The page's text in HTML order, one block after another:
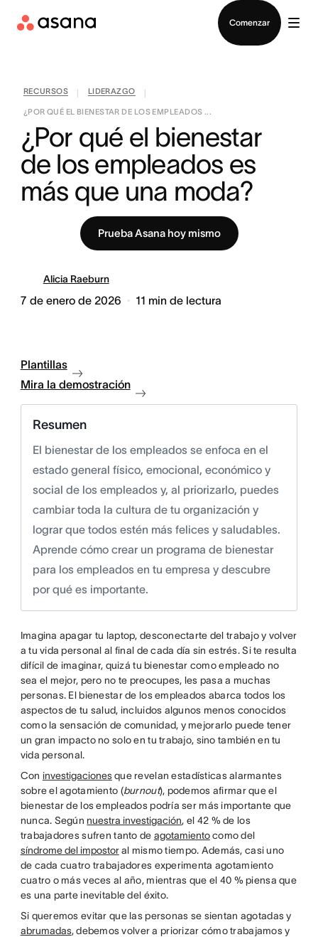
Comenzar
RECURSOS LIDERAZGO
¿POR QUÉ EL BIENESTAR DE LOS EMPLEADOS ...
¿Por qué el bienestar
de los empleados es
más que una moda?
Prueba Asana hoy mismo
Alicia Raeburn
7 de enero de 2026 11 min de lectura
Plantillas
Mira la demostración
Resumen
El bienestar de los empleados se enfoca en el
estado general físico, emocional, económico y
social de los empleados y, al priorizarlo, puedes
cambiar toda la cultura de tu organización y
lograr que todos estén más felices y saludables.
Aprende cómo crear un programa de bienestar
para los empleados en tu empresa y descubre
por qué es importante.
Imagina apagar tu laptop, desconectarte del trabajo y volver
a tu vida personal al final de cada día sin estrés. Si te resulta
difícil de imaginar, quizá tu bienestar como empleado no
sea el mejor, pero no te preocupes, les pasa a muchas
personas. El bienestar de los empleados abarca todos los
aspectos de tu salud, incluidos algunos menos conocidos ​​
como la sensación de comunidad, y mejorarlo puede tener
un gran impacto no solo en tu trabajo, sino también en tu
vida personal.
Con investigacionesque revelan estadísticas alarmantes
sobre el agotamiento (burnout), podemos afirmar que el
bienestar de los empleados podría ser más importante que
nunca. Según nuestra investigación, el 42 % de los
trabajadores sufren tanto de agotamientocomo del
síndrome del impostoral mismo tiempo. Además, casi uno
de cada cuatro trabajadores experimenta agotamiento
cuatro o más veces al año, mientras que el 40 % piensa que
es una parte inevitable del éxito.
Si queremos evitar que las personas se sientan agotadas y
abrumadas, debemos volver a priorizar cómo trabajamos y